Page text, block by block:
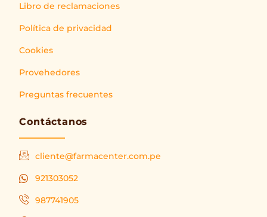
Libro de reclamaciones
Política de privacidad
Cookies
Provehedores
Preguntas frecuentes
Contáctanos
cliente@farmacenter.com.pe
921303052
987741905